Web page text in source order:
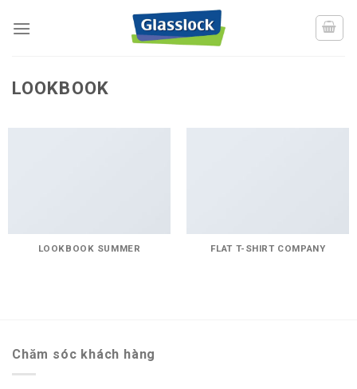
LOOKBOOK
LOOKBOOK SUMMER FLAT T-SHIRT COMPANY
Chăm sóc khách hàng